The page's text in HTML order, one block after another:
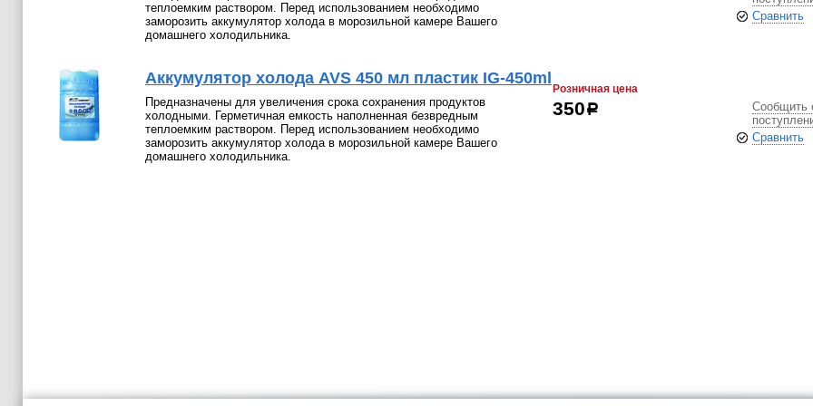
теплоемким раствором. Перед использованием необходимо
заморозить аккумулятор холода в морозильной камере Вашего
домашнего холодильника.
Сравнить
Аккумулятор холода AVS 450 мл пластик IG-450ml
Предназначены для увеличения срока сохранения продуктов
холодными. Герметичная емкость наполненная безвредным
теплоемким раствором. Перед использованием необходимо
заморозить аккумулятор холода в морозильной камере Вашего
домашнего холодильника.
Розничная цена
350р
Сообщить
Сравнить